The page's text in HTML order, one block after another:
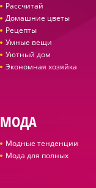
Рассчитай
Домашние цветы
Рецепты
Умные вещи
Уютный дом
Экономная хозяйка
МОДА
Модные тенденции
Мода для полных